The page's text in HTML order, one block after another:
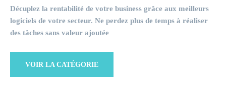
Décuplez la rentabilité de votre business grâce aux meilleurs
logiciels de votre secteur. Ne perdez plus de temps à réaliser
des tâches sans valeur ajoutée
VOIR LA CATÉGORIE